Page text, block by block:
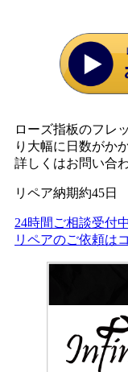
ローズ指板のフレ
り大幅に日数がか
詳しくはお問い合
リペア納期約45日
24時間ご相談受付中
リペアのご依頼は